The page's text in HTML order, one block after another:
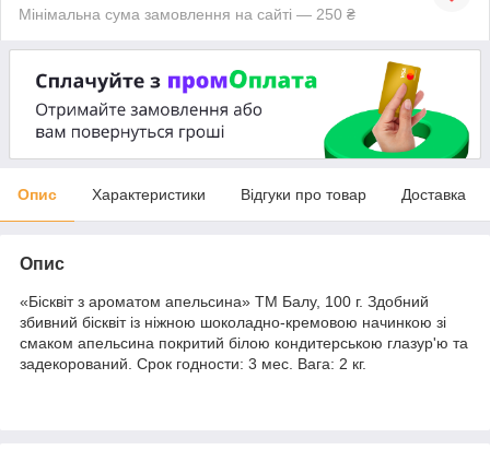
Мінімальна сума замовлення на сайті — 250 ₴
Опис Характеристики Відгуки про товар Доставка
Опис
«Бісквіт з ароматом апельсина» ТМ Балу, 100 г. Здобний
збивний бісквіт із ніжною шоколадно-кремовою начинкою зі
смаком апельсина покритий білою кондитерською глазур'ю та
задекорований. Срок годности: 3 мес. Вага: 2 кг.